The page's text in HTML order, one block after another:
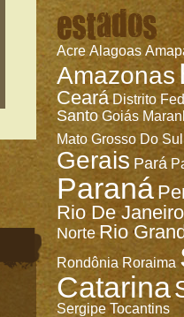
estados
Acre Alagoas
Amazonas
Ceará Distrito
Santo Goiás
Mato Grosso Do Sul
Gerais Pará
Paraná
Rio De Janeiro
Norte Rio
Rondônia Roraima
Catarina
Sergipe Tocantins